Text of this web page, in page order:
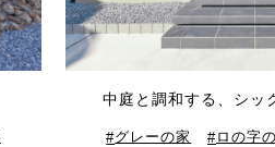
中庭と調和する、シッ
グレーの家 ロの字